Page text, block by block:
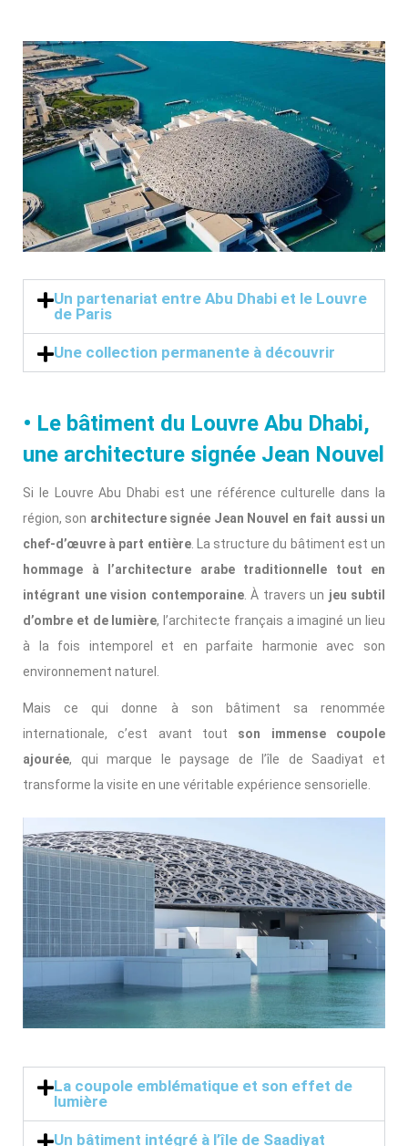
Un partenariat entre Abu Dhabi et le Louvre
de Paris
Une collection permanente à découvrir
• Le bâtiment du Louvre Abu Dhabi,
une architecture signée Jean Nouvel
Si le Louvre Abu Dhabi est une référence culturelle dans la
région, son architecture signée Jean Nouvel en fait aussi un
chef-d’œuvre à part entière. La structure du bâtiment est un
hommage à l’architecture arabe traditionnelle
tout en
intégrant une vision contemporaine. À travers un jeu subtil
d’ombre et de lumière, l’architecte français a imaginé un lieu
à la fois intemporel et en parfaite harmonie avec son
environnement naturel.
Mais ce qui donne à son bâtiment sa renommée
internationale, c’est avant tout son immense coupole
ajourée, qui marque le paysage de l’île de Saadiyat et
transforme la visite en une véritable expérience sensorielle.
La coupole emblématique et son effet de
lumière
Un bâtiment intégré à l’île de Saadiyat